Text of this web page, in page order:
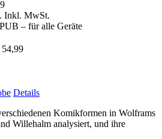
Inkl. MwSt.
– für alle Geräte
Details
Komikformen in Wolframs
Willehalm analysiert, und ihre